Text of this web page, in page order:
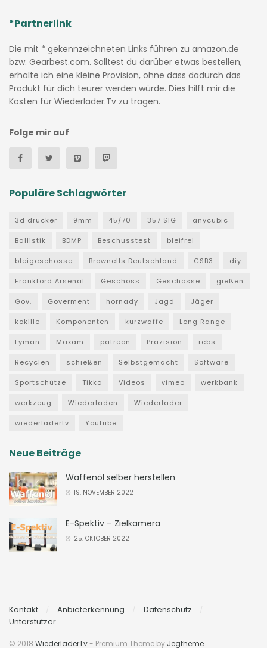
*Partnerlink
Die mit * gekennzeichneten Links führen zu amazon.de
bzw. Gearbest.com. Solltest du darüber etwas bestellen,
erhalte ich eine kleine Provision, ohne dass dadurch das
Produkt für dich teurer werden würde. Dies hilft mir die
Kosten für Wiederlader.Tv zu tragen.
Folge mir auf
Populäre Schlagwörter
3d drucker 9mm 45/70 357 SIG anycubic
Ballistik BDMP Beschusstest bleifrei
bleigeschosse Brownells Deutschland CSB3 diy
Frankford Arsenal Geschoss Geschosse gießen
Gov. Goverment hornady Jagd Jäger
kokille Komponenten kurzwaffe Long Range
Lyman Maxam patreon Präzision rcbs
Recyclen schießen Selbstgemacht Software
Sportschütze Tikka Videos vimeo werkbank
werkzeug Wiederladen Wiederlader
wiederladertv Youtube
Neue Beiträge
Waffenöl selber herstellen
19. NOVEMBER 2022
E-Spektiv – Zielkamera
25. OKTOBER 2022
Kontakt Anbieterkennung
Datenschutz
Unterstützer
© 2018 WiederladerTv- Premium Theme by Jegtheme.